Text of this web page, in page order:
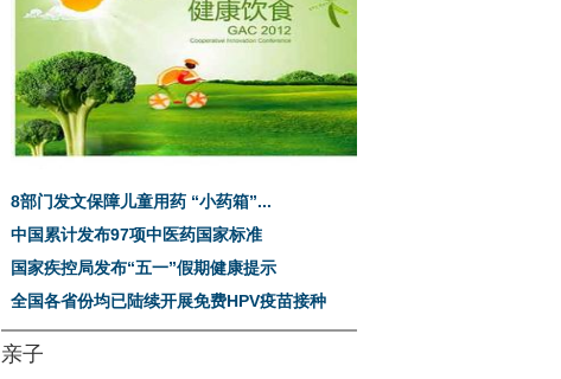
8部门发文保障儿童用药 “小药箱”...
中国累计发布97项中医药国家标准
国家疾控局发布“五一”假期健康提示
全国各省份均已陆续开展免费HPV疫苗接种
亲子